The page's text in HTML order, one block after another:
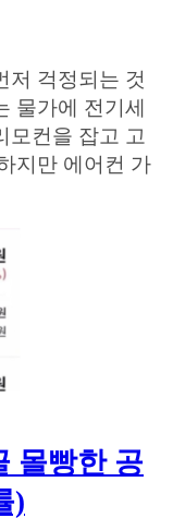
저 걱정되는 것
물가에 전기세
모컨을 잡고 고
지만 에어컨 가
몰빵한 공
)